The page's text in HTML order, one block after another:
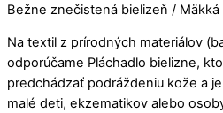
Bežne znečistená bielizeň /
Na textil z prírodných materiálov
odporúčame Pláchadlo bielizne,
predchádzať podráždeniu kože a
malé deti, ekzematikov alebo